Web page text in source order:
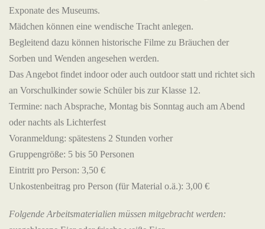
Exponate des Museums.
Mädchen können eine wendische Tracht anlegen.
Begleitend dazu können historische Filme zu Bräuchen der
Sorben und Wenden angesehen werden.
Das Angebot findet indoor oder auch outdoor statt und richtet sich
an Vorschulkinder sowie Schüler bis zur Klasse 12.
Termine: nach Absprache, Montag bis Sonntag auch am Abend
oder nachts als Lichterfest
Voranmeldung: spätestens 2 Stunden vorher
Gruppengröße: 5 bis 50 Personen
Eintritt pro Person: 3,50 €
Unkostenbeitrag pro Person (für Material o.ä.): 3,00 €
Folgende Arbeitsmaterialien müssen mitgebracht werden: